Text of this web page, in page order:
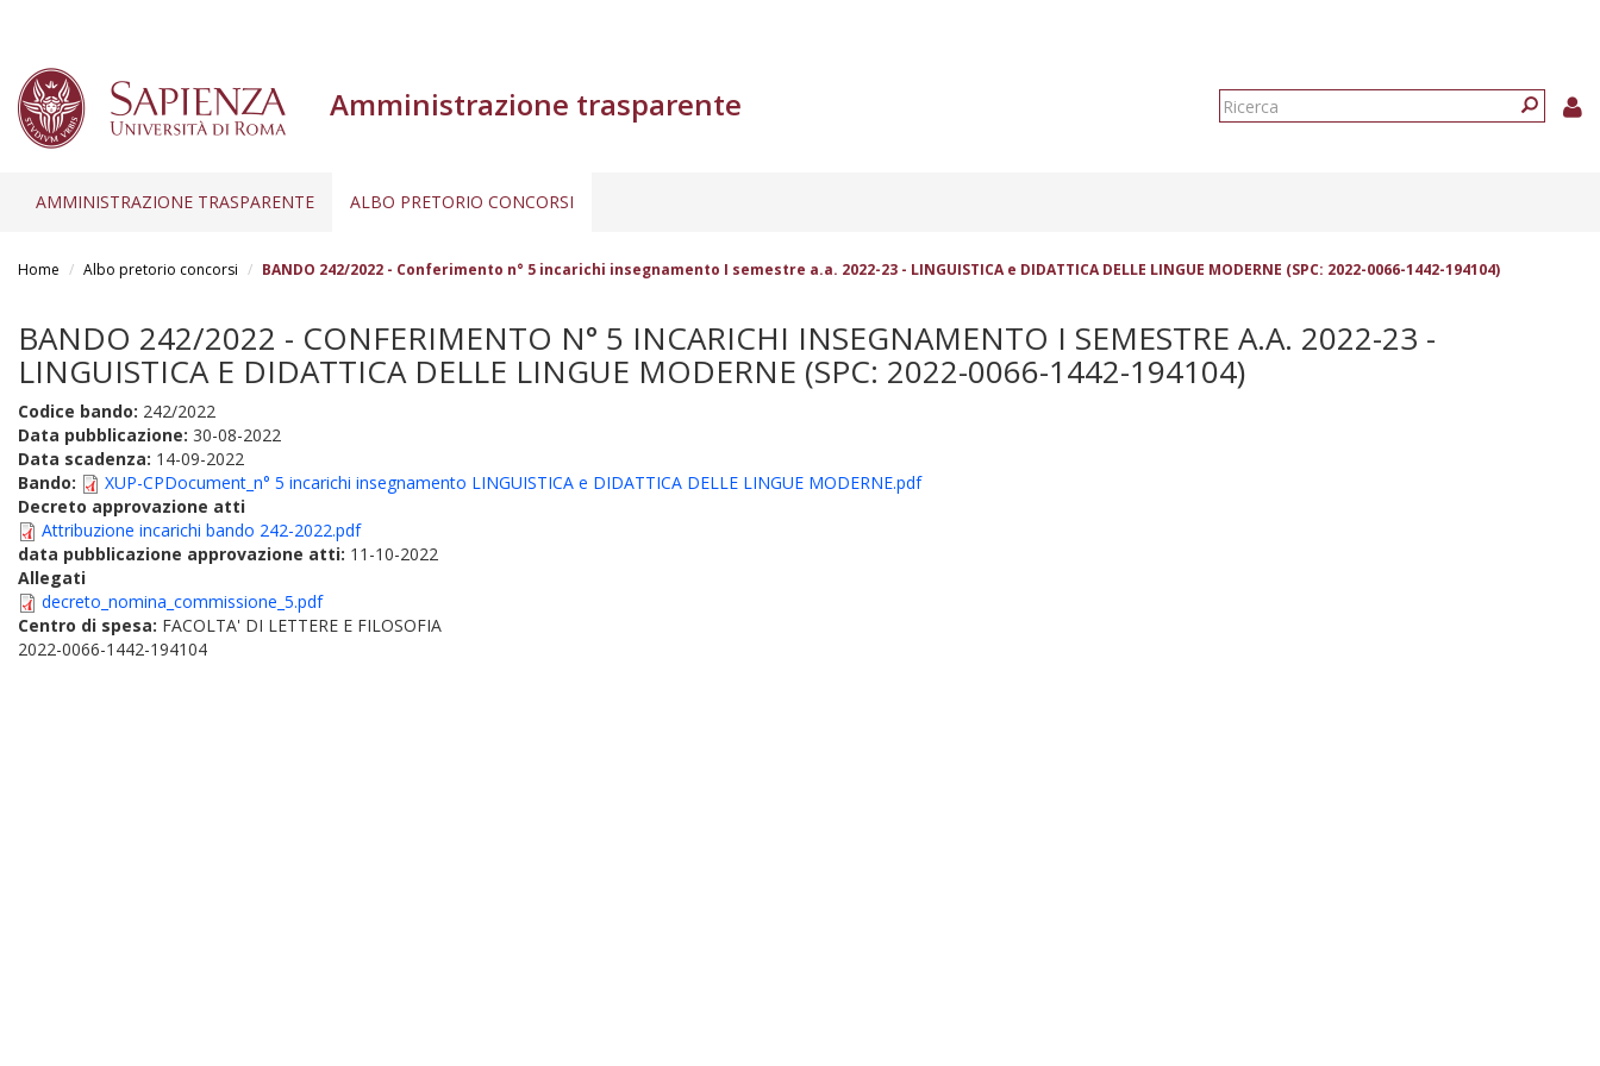
Amministrazione trasparente
Form
AMMINISTRAZIONE TRASPARENTE ALBO PRETORIO CONCORSI
Home Albo pretorio concorsi BANDO 242/2022 - Conferimento n° 5 incarichi insegnamento I semestre a.a. 2022-23 - LINGUISTICA e DIDATTICA DELLE LINGUE MODERNE (SPC: 2022-0066-1442-194104)
BANDO 242/2022 - CONFERIMENTO N° 5 INCARICHI INSEGNAMENTO I SEMESTRE A.A. 2022-23 -
LINGUISTICA E DIDATTICA DELLE LINGUE MODERNE (SPC: 2022-0066-1442-194104)
Codice bando: 242/2022
Data pubblicazione: 30-08-2022
Data scadenza: 14-09-2022
Bando:
XUP-CPDocument_n° 5 incarichi insegnamento LINGUISTICA e DIDATTICA DELLE LINGUE MODERNE.pdf
Decreto approvazione atti
Attribuzione incarichi bando 242-2022.pdf
data pubblicazione approvazione atti: 11-10-2022
Allegati
decreto_nomina_commissione_5.pdf
Centro di spesa: FACOLTA' DI LETTERE E FILOSOFIA
2022-0066-1442-194104